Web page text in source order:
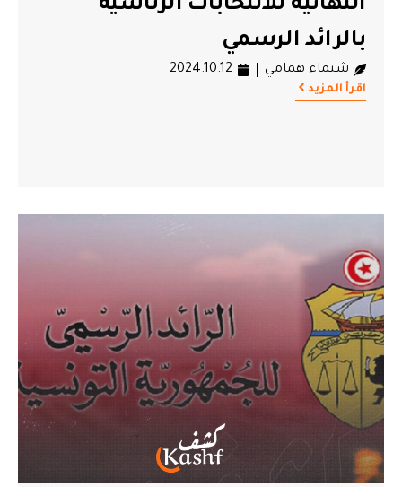
النهائية للانتخابات الرئاسية
بالرائد الرسمي
شيماء همامي 2024.10.12
اقرأ المزيد